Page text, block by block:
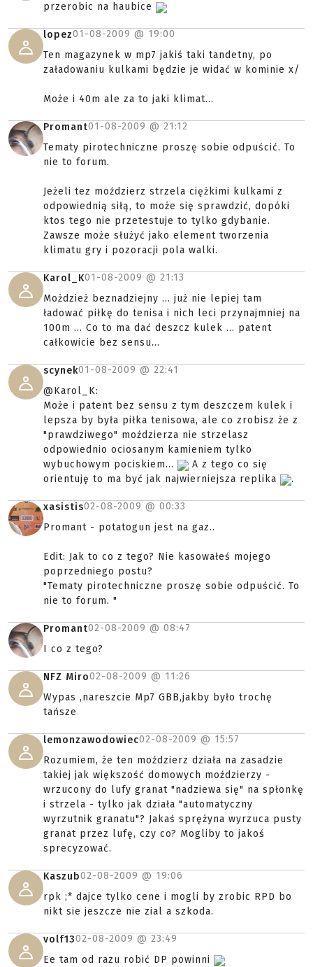
przerobic na haubice
lopez01-08-2009 @ 19:00
Ten magazynek w mp7 jakiś taki tandetny, po
załadowaniu kulkami będzie je widać w kominie x/
Może i 40m ale za to jaki klimat...
Promant01-08-2009 @ 21:12
Tematy pirotechniczne proszę sobie odpuścić. To
nie to forum.
Jeżeli tez moździerz strzela ciężkimi kulkami z
odpowiednią siłą, to może się sprawdzić, dopóki
ktos tego nie przetestuje to tylko gdybanie.
Zawsze może służyć jako element tworzenia
klimatu gry i pozoracji pola walki.
Karol_K01-08-2009 @ 21:13
Możdzież beznadziejny ... już nie lepiej tam
ładować piłkę do tenisa i nich leci przynajmniej na
100m ... Co to ma dać deszcz kulek ... patent
całkowicie bez sensu...
scynek01-08-2009 @ 22:41
@Karol_K:
Może i patent bez sensu z tym deszczem kulek i
lepsza by była piłka tenisowa, ale co zrobisz że z
"prawdziwego" moździerza nie strzelasz
odpowiednio ociosanym kamieniem tylko
wybuchowym pociskiem...
A z tego co się
orientuję to ma być jak najwierniejsza replika
.
xasistis02-08-2009 @ 00:33
Promant - potatogun jest na gaz..
Edit: Jak to co z tego? Nie kasowałeś mojego
poprzedniego postu?
"Tematy pirotechniczne proszę sobie odpuścić. To
nie to forum. "
Promant02-08-2009 @ 08:47
I co z tego?
NFZ Miro02-08-2009 @ 11:26
Wypas ,nareszcie Mp7 GBB,jakby było trochę
tańsze
lemonzawodowiec02-08-2009 @ 15:57
Rozumiem, że ten moździerz działa na zasadzie
takiej jak większość domowych moździerzy -
wrzucony do lufy granat "nadziewa się" na spłonkę
i strzela - tylko jak działa "automatyczny
wyrzutnik granatu"? Jakaś sprężyna wyrzuca pusty
granat przez lufę, czy co? Mogliby to jakoś
sprecyzować.
Kaszub02-08-2009 @ 19:06
rpk ;* dajce tylko cene i mogli by zrobic RPD bo
nikt sie jeszcze nie zial a szkoda.
volf1302-08-2009 @ 23:49
Ee tam od razu robić DP powinni